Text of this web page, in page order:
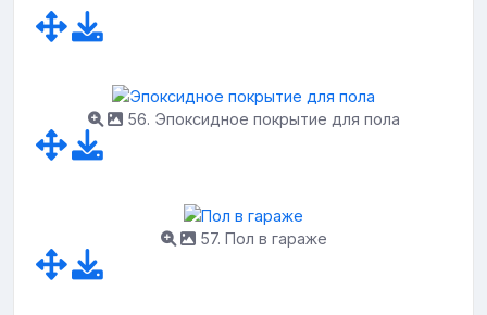
56. Эпоксидное покрытие для пола
57. Пол в гараже